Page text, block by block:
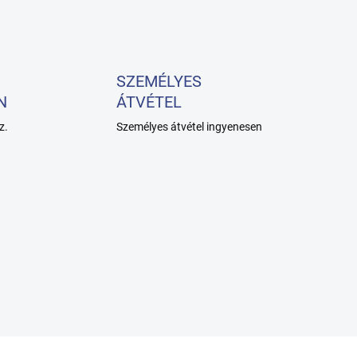
SZEMÉLYES
ÁTVÉTEL
Személyes átvétel ingyenesen